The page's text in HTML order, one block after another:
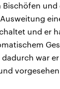
und
und er
war